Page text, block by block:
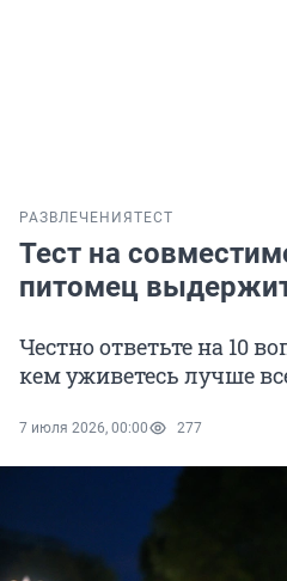
РАЗВЛЕЧЕНИЯ ТЕСТ
Тест на
питомец
Честно ответьте на 10
кем уживетесь лучше
7 июля 2026, 00:00 277